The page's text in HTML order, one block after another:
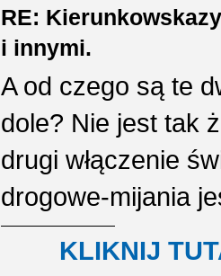
RE:
i innymi.
A od czego są te
dole? Nie jest tak
drugi włączenie
drogowe-mijania
KLIKNIJ